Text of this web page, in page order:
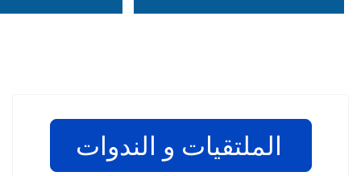
الملتقيات و الندوات